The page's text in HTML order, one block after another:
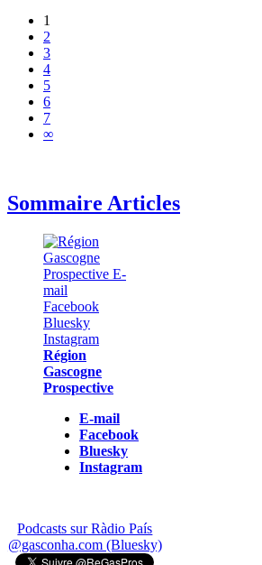
1
2
3
4
5
6
7
∞
Sommaire Articles
Région
Gascogne
Prospective
E-mail
Facebook
Bluesky
Instagram
Podcasts sur Ràdio País
@gasconha.com (Bluesky)